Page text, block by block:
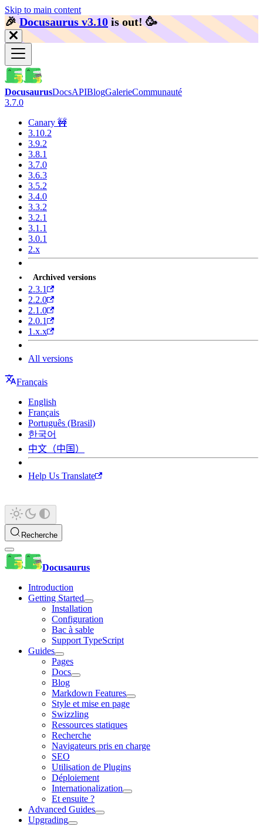
Skip to main content
🎉️Docusaurus v3.10 is out! 🥳️
DocusaurusDocsAPIBlogGalerieCommunauté
3.7.0
Canary 🚧
3.10.2
3.9.2
3.8.1
3.7.0
3.6.3
3.5.2
3.4.0
3.3.2
3.2.1
3.1.1
3.0.1
2.x
Archived versions
2.3.1
2.2.0
2.1.0
2.0.1
1.x.x
All versions
Français
English
Français
Português (Brasil)
한국어
中文（中国）
Help Us Translate
Recherche
Docusaurus
Introduction
Getting Started
Installation
Configuration
Bac à sable
Support TypeScript
Guides
Pages
Docs
Blog
Markdown Features
Style et mise en page
Swizzling
Ressources statiques
Recherche
Navigateurs pris en charge
SEO
Utilisation de Plugins
Déploiement
Internationalization
Et ensuite ?
Advanced Guides
Upgrading